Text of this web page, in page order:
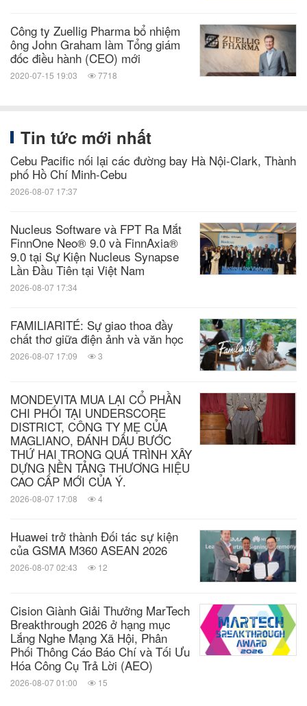
Công ty Zuellig Pharma bổ nhiệm
ông John Graham làm Tổng giám
đốc điều hành (CEO) mới
2020-07-15 19:03 7718
Tin tức mới nhất
Cebu Pacific nối lại các đường bay Hà Nội-Clark, Thành
phố Hồ Chí Minh-Cebu
2026-08-07 17:37
Nucleus Software và FPT Ra Mắt
FinnOne Neo® 9.0 và FinnAxia®
9.0 tại Sự Kiện Nucleus Synapse
Lần Đầu Tiên tại Việt Nam
2026-08-07 17:34
FAMILIARITÉ: Sự giao thoa đầy
chất thơ giữa điện ảnh và văn học
2026-08-07 17:09 3
MONDEVITA MUA LẠI CỔ PHẦN
CHI PHỐI TẠI UNDERSCORE
DISTRICT, CÔNG TY MẸ CỦA
MAGLIANO, ĐÁNH DẤU BƯỚC
THỨ HAI TRONG QUÁ TRÌNH XÂY
DỰNG NỀN TẢNG THƯƠNG HIỆU
CAO CẤP MỚI CỦA Ý.
2026-08-07 17:08 4
Huawei trở thành Đối tác sự kiện
của GSMA M360 ASEAN 2026
2026-08-07 02:43 12
Cision Giành Giải Thưởng MarTech
Breakthrough 2026 ở hạng mục
Lắng Nghe Mạng Xã Hội, Phân
Phối Thông Cáo Báo Chí và Tối Ưu
Hóa Công Cụ Trả Lời (AEO)
2026-08-07 01:00 15